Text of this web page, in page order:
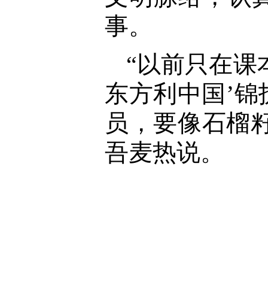
事。
“以前只在课
东方利中国’
员，要像石榴
吾麦热说。